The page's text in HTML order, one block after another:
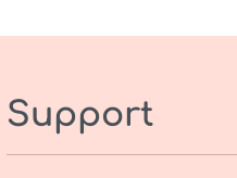
Support